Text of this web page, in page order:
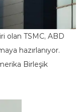
olan TSMC, ABD
hazırlanıyor.
Birleşik